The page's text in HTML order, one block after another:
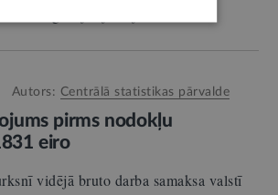
integrācijas jautājumos.
Autors: Centrālā statistikas pārvalde
pirms nodokļu
eiro
vidējā bruto darba samaksa valstī